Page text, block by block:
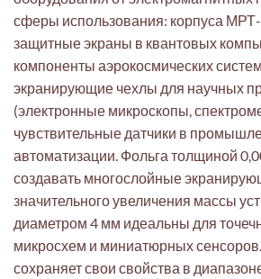
сферы использования: корпуса МРТ-
защитные экраны в квантовых
компоненты аэрокосмических
экранирующие чехлы для научных
(электронные микроскопы,
чувствительные датчики в
автоматизации. Фольга толщиной
создавать многослойные
значительного увеличения массы
диаметром 4 мм идеальны для
микросхем и миниатюрных
сохраняет свои свойства в